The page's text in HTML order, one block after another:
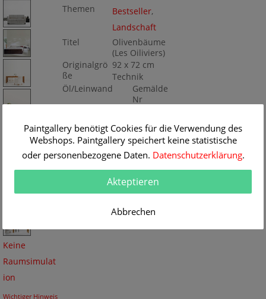
Keine
Raumsimulat
ion
Themen
Bestseller,
Landschaft
Titel
Olivenbäume
(Les Oiliviers)
Originalgrö
ße
92 x 72 cm
Technik
Öl/Leinwand
Gemälde
Nr
Wichtiger Hinweis
Paintgallery benötigt Cookies für die Verwendung des
Webshops. Paintgallery speichert keine statistische
oder personenbezogene Daten. Datenschutzerklärung.
Akteptieren
Abbrechen